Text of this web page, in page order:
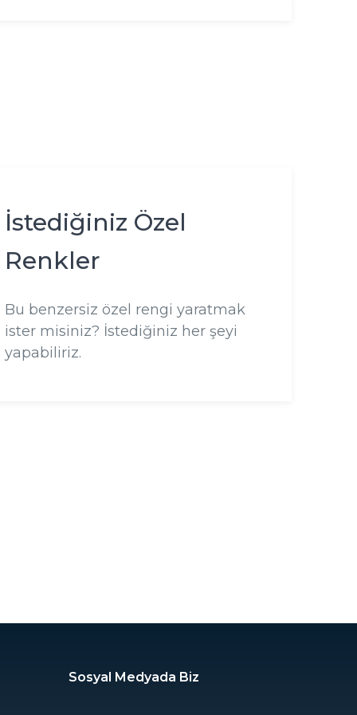
İstediğiniz Özel
Renkler
Bu benzersiz özel rengi yaratmak
ister misiniz? İstediğiniz her şeyi
yapabiliriz.
Sosyal Medyada Biz